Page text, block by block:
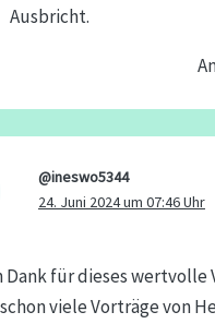
Ausbricht.
@ineswo5344
24. Juni 2024 um 07:46 Uhr
Dank für dieses wertvolle
viele Vorträge von